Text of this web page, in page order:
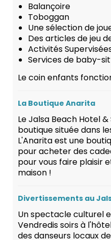
Balançoire
Toboggan
Une sélection de
Des articles de jeu
Activités
Services de baby-
Le coin enfants
La Boutique Anarita
Le Jalsa Beach Hotel
boutique située dans
L'Anarita est une
pour acheter des
pour vous faire plaisir
maison !
Divertissements au
Un spectacle culturel
Vendredis soirs à
des danseurs locaux